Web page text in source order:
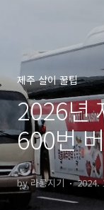
제주 살이 꿀팁
2026년
600번
알아보기
by 라롱지기 2024.